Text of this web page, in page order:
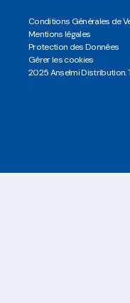
Conditions Générales de
Mentions légales
Protection des Données
Gérer les cookies
2025 Anselmi Distribution.